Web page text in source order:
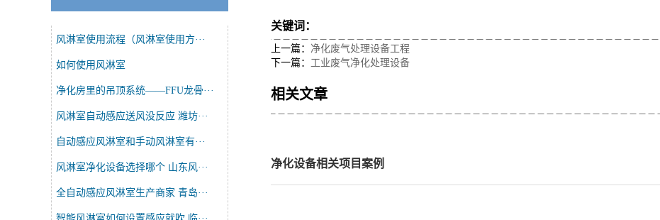
风淋室使用流程（风淋室使用方···
如何使用风淋室
净化房里的吊顶系统——FFU龙骨···
风淋室自动感应送风没反应 潍坊···
自动感应风淋室和手动风淋室有···
风淋室净化设备选择哪个 山东风···
全自动感应风淋室生产商家 青岛···
关键词：
上一篇： 净化废气处理设备工程
下一篇： 工业废气净化处理设备
相关文章
净化设备相关项目案例